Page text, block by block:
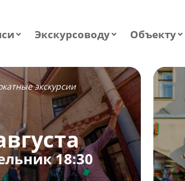
Экскурсоводу Объекту
экскурсии
18:30